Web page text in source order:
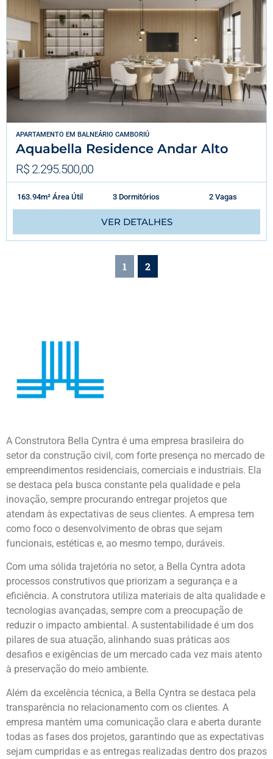
APARTAMENTO EM BALNEÁRIO CAMBORIÚ
Aquabella Residence Andar Alto
R$ 2.295.500,00
163.94m² Área Útil 3 Dormitórios 2 Vagas
VER DETALHES
1 2
A Construtora Bella Cyntra é uma empresa brasileira do
setor da construção civil, com forte presença no mercado de
empreendimentos residenciais, comerciais e industriais. Ela
se destaca pela busca constante pela qualidade e pela
inovação, sempre procurando entregar projetos que
atendam às expectativas de seus clientes. A empresa tem
como foco o desenvolvimento de obras que sejam
funcionais, estéticas e, ao mesmo tempo, duráveis.
Com uma sólida trajetória no setor, a Bella Cyntra adota
processos construtivos que priorizam a segurança e a
eficiência. A construtora utiliza materiais de alta qualidade e
tecnologias avançadas, sempre com a preocupação de
reduzir o impacto ambiental. A sustentabilidade é um dos
pilares de sua atuação, alinhando suas práticas aos
desafios e exigências de um mercado cada vez mais atento
à preservação do meio ambiente.
Além da excelência técnica, a Bella Cyntra se destaca pela
transparência no relacionamento com os clientes. A
empresa mantém uma comunicação clara e aberta durante
todas as fases dos projetos, garantindo que as expectativas
sejam cumpridas e as entregas realizadas dentro dos prazos